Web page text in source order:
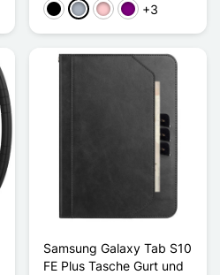
Schwarz
GrauPinkViolett
+3
Samsung Galaxy Tab S10
FE Plus Tasche Gurt und